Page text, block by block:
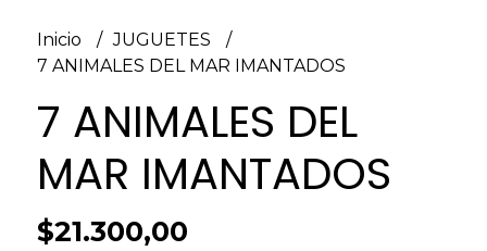
Inicio
JUGUETES
7 ANIMALES DEL MAR IMANTADOS
7 ANIMALES DEL
MAR IMANTADOS
$21.300,00